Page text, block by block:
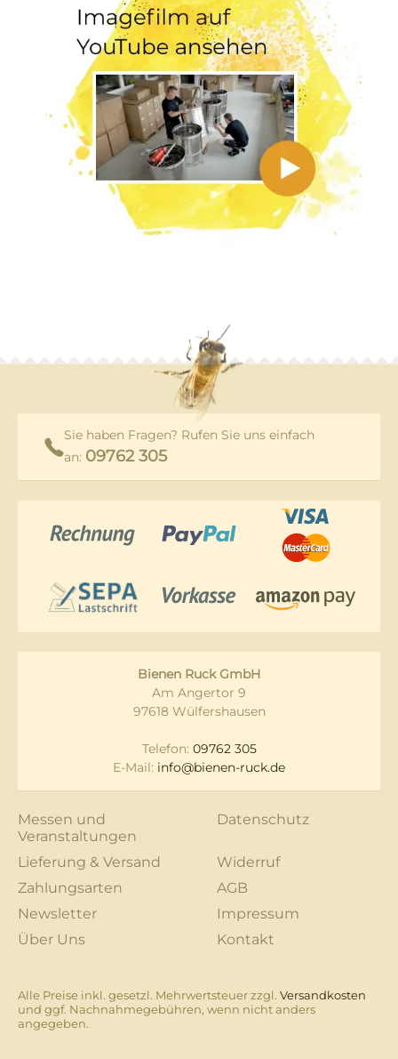
Sie haben Fragen? Rufen Sie uns einfach
an: 09762 305
Bienen Ruck GmbH
Am Angertor 9
97618 Wülfershausen
Telefon: 09762 305
E-Mail: info@bienen-ruck.de
Messen und
Veranstaltungen
Datenschutz
Lieferung & Versand
Widerruf
Zahlungsarten
AGB
Newsletter
Impressum
Über Uns
Kontakt
Alle Preise inkl. gesetzl. Mehrwertsteuer zzgl. Versandkosten
und ggf. Nachnahmegebühren, wenn nicht anders
angegeben.